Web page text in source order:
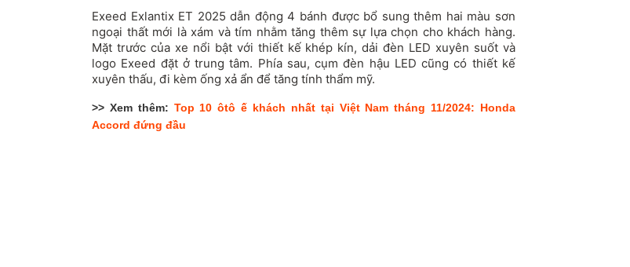
Exeed Exlantix ET 2025 dẫn động 4 bánh được bổ sung thêm hai màu sơn
ngoại thất mới là xám và tím nhằm tăng thêm sự lựa chọn cho khách hàng.
Mặt trước của xe nổi bật với thiết kế khép kín, dải đèn LED xuyên suốt và
logo Exeed đặt ở trung tâm. Phía sau, cụm đèn hậu LED cũng có thiết kế
xuyên thấu, đi kèm ống xả ẩn để tăng tính thẩm mỹ.
>> Xem thêm: Top 10 ôtô ế khách nhất tại Việt Nam tháng 11/2024: Honda
Accord đứng đầu